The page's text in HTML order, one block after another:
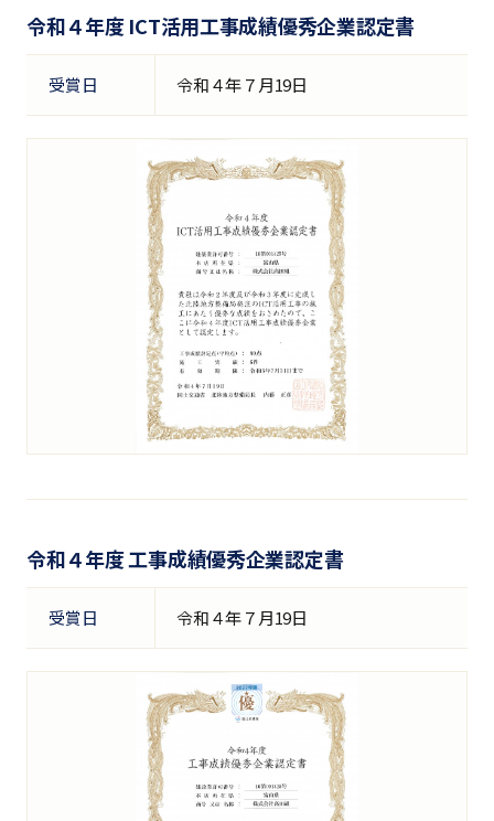
令和４年度 ICT活用工事成績優秀企業認定書
受賞日 令和４年７月19日
令和４年度 工事成績優秀企業認定書
受賞日 令和４年７月19日